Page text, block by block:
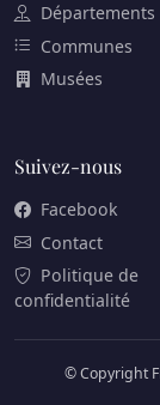
Départements
Communes
Musées
Suivez-nous
Facebook
Contact
Politique de
confidentialité
© Copyright